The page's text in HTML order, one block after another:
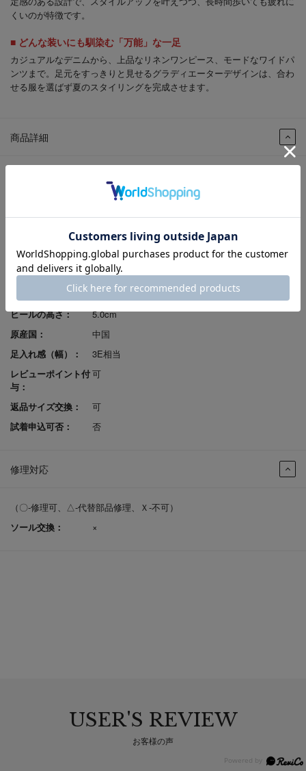
商品詳細
BLACK
性別：
婦人
発売シーズン：
2026S/S
ｱｯﾊﾟｰ材料：
PU
ソール素材：
合成底
セメント
ヒールの高さ：
5.0cm
原産国：
中国
足入れ感（幅）：
3E相当
レビューポイント付
与：
可
返品サイズ交換：
可
試着申込可否：
否
修理対応
（〇-修理可、△-代替部品修理、Ｘ-不可）
ソール交換：
×
くいのが特徴です。
■ どんな装いにも馴染む「万能」な一足
カジュアルなデニムから、上品なリネンワンピース、モードなワイドパ
ンツまで。足元をすっきりと見せるグラディエーターデザインは、合わ
せる服を選ばず夏のスタイリングを完成させます。
USER'S REVIEW
お客様の声